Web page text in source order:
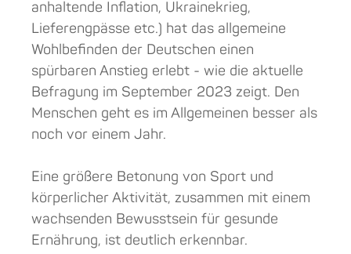
anhaltende Inflation, Ukrainekrieg,
Lieferengpässe etc.) hat das allgemeine
Wohlbefinden der Deutschen einen
spürbaren Anstieg erlebt - wie die aktuelle
Befragung im September 2023 zeigt. Den
Menschen geht es im Allgemeinen besser als
noch vor einem Jahr.
Eine größere Betonung von Sport und
körperlicher Aktivität, zusammen mit einem
wachsenden Bewusstsein für gesunde
Ernährung, ist deutlich erkennbar.